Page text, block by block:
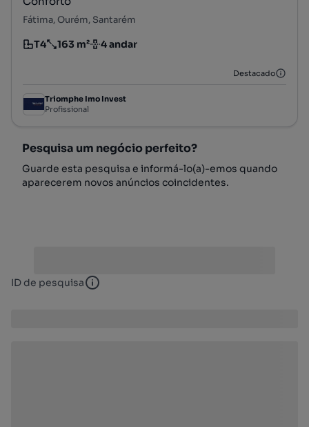
Fátima, Ourém, Santarém
Tipologia
T4
Preço por metro quadrado
163 m²
Andar 4 andar
Destacado
Triomphe Imo Invest
Profissional
Pesquisa um negócio perfeito?
Guarde esta pesquisa e informá-lo(a)-emos quando
aparecerem novos anúncios coincidentes.
ID de pesquisa ID de pesquisa